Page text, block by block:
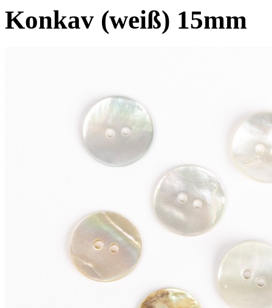
Konkav (weiß) 15mm